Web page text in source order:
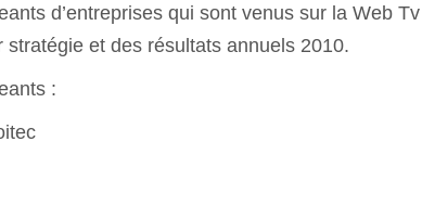
d’entreprises qui sont venus sur la Web Tv
et des résultats annuels 2010.
: